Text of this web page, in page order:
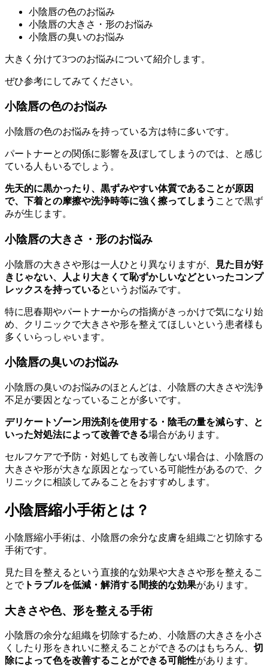
小陰唇の色のお悩み
小陰唇の大きさ・形のお悩み
小陰唇の臭いのお悩み
大きく分けて3つのお悩みについて紹介します。
ぜひ参考にしてみてください。
小陰唇の色のお悩み
小陰唇の色のお悩みを持っている方は特に多いです。
パートナーとの関係に影響を及ぼしてしまうのでは、と感じ
ている人もいるでしょう。
先天的に黒かったり、黒ずみやすい体質であることが原因
で、下着との摩擦や洗浄時等に強く擦ってしまう ことで黒ず
みが生じます。
小陰唇の大きさ・形のお悩み
小陰唇の大きさや形は一人ひとり異なりますが、
見た目が好
きじゃない、人より大きくて恥ずかしいなどといったコンプ
レックスを持っているというお悩みです。
特に思春期やパートナーからの指摘がきっかけで気になり始
め、クリニックで大きさや形を整えてほしいという患者様も
多くいらっしゃいます。
小陰唇の臭いのお悩み
小陰唇の臭いのお悩みのほとんどは、小陰唇の大きさや洗浄
不足が要因となっていることが多いです。
デリケートゾーン用洗剤を使用する・陰毛の量を減らす、と
いった対処法によって改善できる場合があります。
セルフケアで予防・対処しても改善しない場合は、小陰唇の
大きさや形が大きな原因となっている可能性があるので、ク
リニックに相談してみることをおすすめします。
小陰唇縮小手術とは？
小陰唇縮小手術は、小陰唇の余分な皮膚を組織ごと切除する
手術です。
見た目を整えるという直接的な効果や大きさや形を整えるこ
とでトラブルを低減・解消する間接的な効果があります。
大きさや色、形を整える手術
小陰唇の余分な組織を切除するため、小陰唇の大きさを小さ
くしたり形をきれいに整えることができるのはもちろん、 切
除によって色を改善することができる可能性があります。